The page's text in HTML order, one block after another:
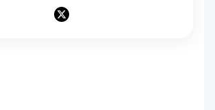
Nutzer zum Leben erwecken